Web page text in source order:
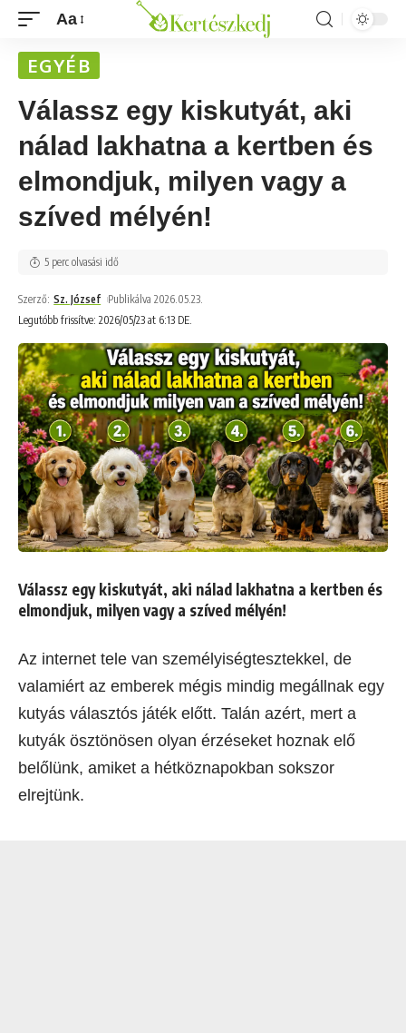
Aa
EGYÉB
Válassz egy kiskutyát, aki
nálad lakhatna a kertben és
elmondjuk, milyen vagy a
szíved mélyén!
Legutóbb frissítve: 2026/05/23 at 6:13 DE.
Szerző: Sz. József Publikálva 2026.05.23.
5 perc olvasási idő
Válassz egy kiskutyát, aki nálad lakhatna a kertben és
elmondjuk, milyen vagy a szíved mélyén!
Az internet tele van személyiségtesztekkel, de
valamiért az emberek mégis mindig megállnak egy
kutyás választós játék előtt. Talán azért, mert a
kutyák ösztönösen olyan érzéseket hoznak elő
belőlünk, amiket a hétköznapokban sokszor
elrejtünk.